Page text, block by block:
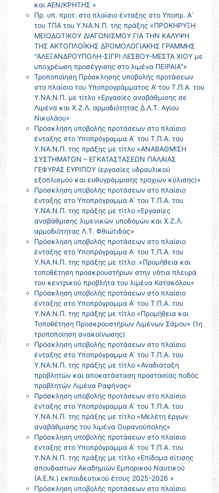
και ΑΕΝ/ΚΡΗΤΗΣ »
Πρ. υπ. προτ. στο πλαίσιο ένταξης στο Υποπρ. Α΄
του ΤΠΑ του Υ.ΝΑ.Ν.Π. της πράξης «ΠΡΟΚΗΡΥΞΗ
ΜΕΙΟΔΟΤΙΚΟΥ ΔΙΑΓΩΝΙΣΜΟΥ ΓΙΑ ΤΗΝ ΚΑΛΥΨΗ
ΤΗΣ ΑΚΤΟΠΛΟΪΚΗΣ ΔΡΟΜΟΛΟΓΙΑΚΗΣ ΓΡΑΜΜΗΣ
"ΑΛΕΞΑΝΔΡΟΥΠΟΛΗ-ΣΙΓΡΙ ΛΕΣΒΟΥ-ΜΕΣΤΑ ΧΙΟΥ με
υποχρέωση προσέγγισης στο λιμένα ΠΕΙΡΑΙΑ"»
Τροποποίηση Πρόσκλησης υποβολής προτάσεων
στο πλαίσιο του Υποπρογράμματος Α' του Τ.Π.Α. του
Υ.ΝΑ.Ν.Π. με τίτλο «Εργασίες αναβάθμισης σε
Λιμένα και Χ.Ζ.Λ. αρμοδιότητας Δ.Λ.Τ. Αγίου
Νικολάου»
Πρόσκληση υποβολής προτάσεων στο πλαίσιο
ένταξης στο Υποπρόγραμμα Α΄ του Τ.Π.Α. του
Υ.ΝΑ.Ν.Π. της πράξης με τίτλο «ΑΝΑΒΑΘΜΙΣΗ
ΣΥΣΤΗΜΑΤΩΝ – ΕΓΚΑΤΑΣΤΑΣΕΩΝ ΠΑΛΑΙΑΣ
ΓΕΦΥΡΑΣ ΕΥΡΙΠΟΥ (εργασίες υδραυλικού
εξοπλισμού και ευθυγράμμισης τροχιών κύλισης)»
Πρόσκληση υποβολής προτάσεων στο πλαίσιο
ένταξης στο Υποπρόγραμμα Α΄ του Τ.Π.Α. του
Υ.ΝΑ.Ν.Π. της πράξης με τίτλο «Εργασίες
αναβάθμισης λιμενικών υποδομών και Χ.Ζ.Λ.
αρμοδιότητας Λ.Τ. Φθιώτιδας»
Πρόσκληση υποβολής προτάσεων στο πλαίσιο
ένταξης στο Υποπρόγραμμα Α΄ του Τ.Π.Α. του
Υ.ΝΑ.Ν.Π. της πράξης με τίτλο: «Προμήθεια και
τοποθέτηση προσκρουστήρων στην νότια πλευρά
του κεντρικού προβλήτα του λιμένα Κατακόλου»
Πρόσκληση υποβολής προτάσεων στο πλαίσιο
ένταξης στο Υποπρόγραμμα Α΄ του Τ.Π.Α. του
Υ.ΝΑ.Ν.Π. της πράξης με τίτλο «Προμήθεια και
Τοποθέτηση Προσκρουστήρων Λιμένων Σάμου» (1η
τροποποίηση ανακοίνωσης)
Πρόσκληση υποβολής προτάσεων στο πλαίσιο
ένταξης στο Υποπρόγραμμα Α΄ του Τ.Π.Α. του
Υ.ΝΑ.Ν.Π. της πράξης με τίτλο «Αναδιάταξη
προβλητών και αποκατάσταση προστασίας ποδός
προβλητών Λιμένα Ραφήνας»
Πρόσκληση υποβολής προτάσεων στο πλαίσιο
ένταξης στο Υποπρόγραμμα Α΄ του Τ.Π.Α. του
Υ.ΝΑ.Ν.Π. της πράξης με τίτλο «Μελέτη έργων
αναβάθμισης του λιμένα Ουρανούπολης»
Πρόσκληση υποβολής προτάσεων στο πλαίσιο
ένταξης στο Υποπρόγραμμα Α΄ του Τ.Π.Α. του
Υ.ΝΑ.Ν.Π. της πράξης με τίτλο «Επίδομα σίτισης
σπουδαστών Ακαδημιών Εμπορικού Ναυτικού
(Α.Ε.Ν.) εκπαιδευτικού έτους 2025-2026 »
Πρόσκληση υποβολής προτάσεων στο πλαίσιο